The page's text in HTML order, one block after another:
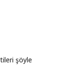
şöyle